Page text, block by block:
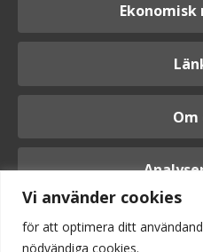
Vi använder cookies
för att optimera ditt
nödvändiga cookies.
Om